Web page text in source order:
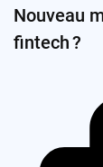
Nouveau
fintech ?